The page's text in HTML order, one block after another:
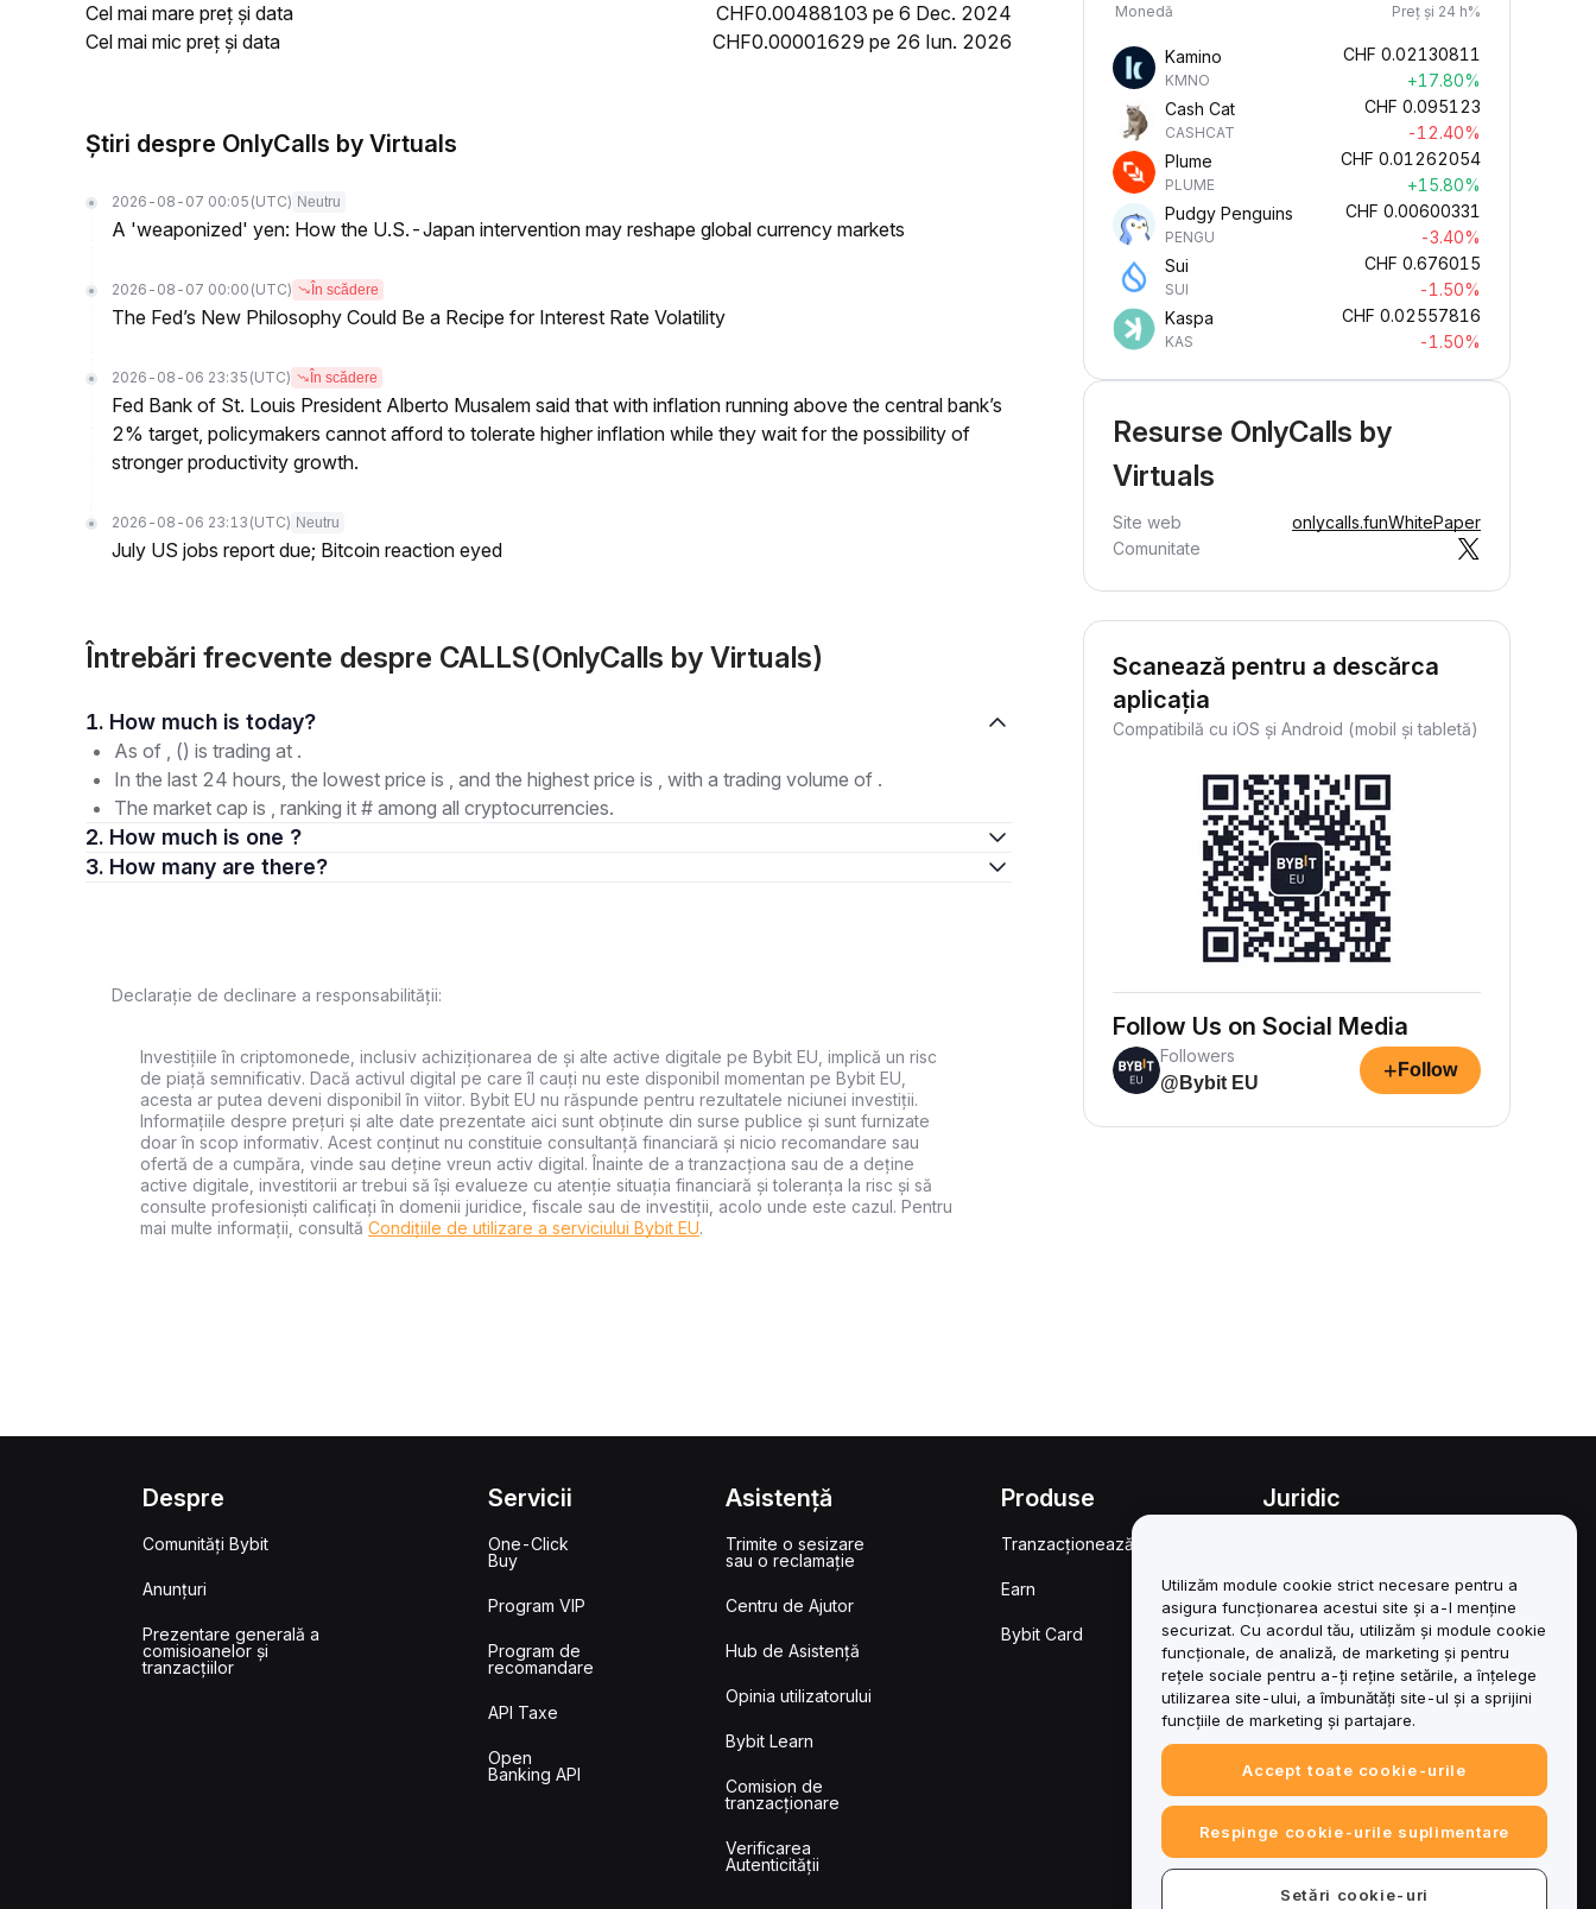
Cel mai mare preț și data
CHF0.00488103 pe 6 Dec. 2024
Cel mai mic preț și data
CHF0.00001629 pe 26 Iun. 2026
Știri despre OnlyCalls by Virtuals
2026-08-07 00:05 (UTC) Neutru
A 'weaponized' yen: How the U.S.-Japan intervention may reshape global currency markets
2026-08-07 00:00 (UTC) În scădere
The Fed’s New Philosophy Could Be a Recipe for Interest Rate Volatility
2026-08-06 23:35 (UTC) În scădere
Fed Bank of St. Louis President Alberto Musalem said that with inflation running above the central bank’s
2% target, policymakers cannot afford to tolerate higher inflation while they wait for the possibility of
stronger productivity growth.
2026-08-06 23:13 (UTC) Neutru
July US jobs report due; Bitcoin reaction eyed
Întrebări frecvente despre CALLS(OnlyCalls by Virtuals)
1. How much is today?
As of , () is trading at .
In the last 24 hours, the lowest price is , and the highest price is , with a trading volume of .
The market cap is , ranking it # among all cryptocurrencies.
2. How much is one ?
3. How many are there?
Declarație de declinare a responsabilității:
Investițiile în criptomonede, inclusiv achiziționarea de și alte active digitale pe Bybit EU, implică un risc
de piață semnificativ. Dacă activul digital pe care îl cauți nu este disponibil momentan pe Bybit EU,
acesta ar putea deveni disponibil în viitor. Bybit EU nu răspunde pentru rezultatele niciunei investiții.
Informațiile despre prețuri și alte date prezentate aici sunt obținute din surse publice și sunt furnizate
doar în scop informativ. Acest conținut nu constituie consultanță financiară și nicio recomandare sau
ofertă de a cumpăra, vinde sau deține vreun activ digital. Înainte de a tranzacționa sau de a deține
active digitale, investitorii ar trebui să își evalueze cu atenție situația financiară și toleranța la risc și să
consulte profesioniști calificați în domenii juridice, fiscale sau de investiții, acolo unde este cazul. Pentru
mai multe informații, consultă Condițiile de utilizare a serviciului Bybit EU.
Monedă Preț și 24 h%
Kamino
KMNO
CHF 0.02130811
+17.80%
Cash Cat
CASHCAT
CHF 0.095123
-12.40%
Plume
PLUME
CHF 0.01262054
+15.80%
Pudgy Penguins
PENGU
CHF 0.00600331
-3.40%
Sui
SUI
CHF 0.676015
-1.50%
Kaspa
KAS
CHF 0.02557816
-1.50%
Resurse OnlyCalls by
Virtuals
Site web onlycalls.funWhitePaper
Comunitate
Scanează pentru a descărca
aplicația
Compatibilă cu iOS și Android (mobil și tabletă)
Follow Us on Social Media
Followers
@Bybit EU
+ Follow
Despre
Comunități Bybit
Anunțuri
Prezentare generală a
comisioanelor și
tranzacțiilor
Servicii
One-Click
Buy
Program VIP
Program de
recomandare
API Taxe
Open
Banking API
Asistență
Trimite o sesizare
sau o reclamație
Centru de Ajutor
Hub de Asistență
Opinia utilizatorului
Bybit Learn
Comision de
tranzacționare
Verificarea
Autenticității
Produse
Tranzacționează
Earn
Bybit Card
Juridic
Rezumatul Politicii de
custodie și administrare
Informații ESG
Cărți albe pentru
activele cripto
Utilizăm module cookie strict necesare pentru a
asigura funcționarea acestui site și a-l menține
securizat. Cu acordul tău, utilizăm și module cookie
funcționale, de analiză, de marketing și pentru
rețele sociale pentru a-ți reține setările, a înțelege
utilizarea site-ului, a îmbunătăți site-ul și a sprijini
funcțiile de marketing și partajare.
Accept toate cookie-urile
Respinge cookie-urile suplimentare
Setări cookie-uri